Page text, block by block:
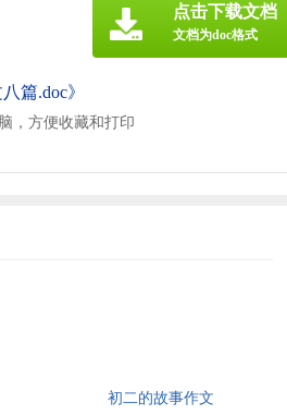
篇.doc》
，方便收藏和打印
点击下载文档
文档为doc格式
初二的故事作文